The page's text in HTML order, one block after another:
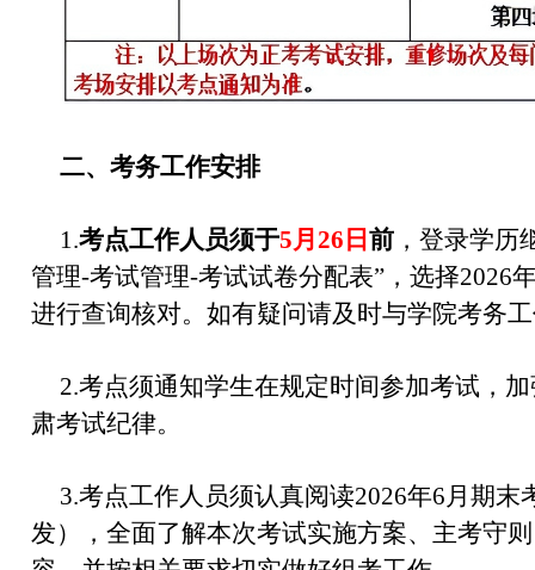
二、考务工作安排
1.考点工作人员须于5月26日 前 ，登录学历
管理-考试管理-考试试卷分配表”，选择2026
进行查询核对。如有疑问请及时与学院考务
2.考点须通知学生在规定时间参加考试，
肃考试纪律。
3.考点工作人员须认真阅读2026年6月期
发），全面了解本次考试实施方案、主考守